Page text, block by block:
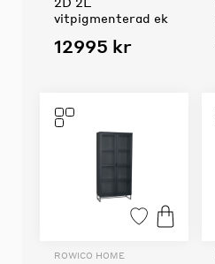
vitpigmenterad ek
12995 kr
ROWICO HOME